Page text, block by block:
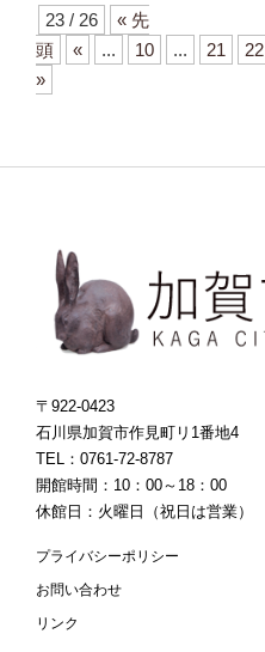
23 / 26
« 先
頭
« ... 10 ... 21 22
»
〒922-0423
石川県加賀市作見町リ1番地4
TEL：0761-72-8787
開館時間：10：00～18：00
休館日：火曜日（祝日は営業）
プライバシーポリシー
お問い合わせ
リンク